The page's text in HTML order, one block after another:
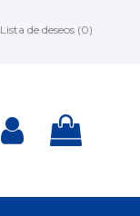
Lista de deseos (0)